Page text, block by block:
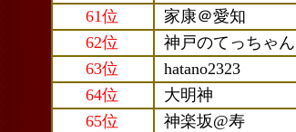
61位
家康＠愛知
62位
神戸のてっちゃん
63位
hatano2323
64位
大明神
65位
神楽坂@寿